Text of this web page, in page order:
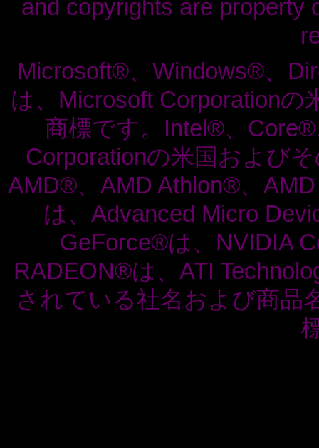
and copyrights are property
Microsoft®、Windows®、
は、Microsoft Corporation
商標です。Intel®、
Corporationの米国および
AMD®、AMD Athlon®、
は、Advanced Micro
GeForce®は、NVIDIA
RADEON®は、ATI
されている社名および商品